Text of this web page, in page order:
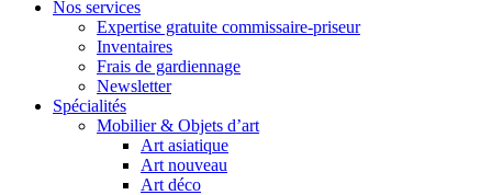
Nos services
Expertise gratuite commissaire-priseur
Inventaires
Frais de gardiennage
Newsletter
Spécialités
Mobilier & Objets d’art
Art asiatique
Art nouveau
Art déco